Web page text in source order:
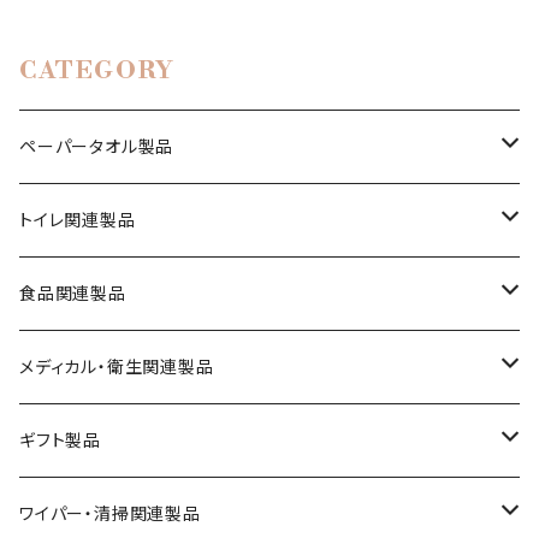
CATEGORY
ペーパータオル製品
レギュラーサイズ（220mmｘ230mm）
エコノミーサイズ（220mmｘ170mm）
フィンガーサイズ（175mmｘ170mm）
携帯用
ペーパータオルホルダー
トイレ関連製品
紙管あり
シングル
ダ ブ ル（２枚重ね）
紙管なし
便座シート
食品関連製品
保鮮紙・ミートペーパー
キッチンペーパー
天ぷら敷紙
メディカル・衛生関連製品
足拭きマット
ウエットタオル・ウエットティッシュ
ギフト製品
華シリーズ
ワイパー・清掃関連製品